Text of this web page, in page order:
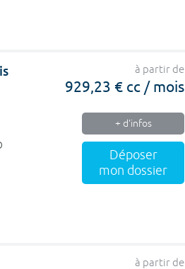
à partir de
929,23 € cc / mois
+ d'infos
Déposer
mon dossier
à partir de